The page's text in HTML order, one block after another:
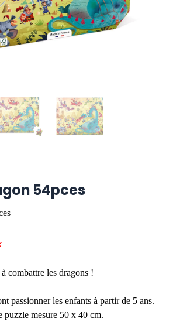
54pces
combattre les dragons !
passionner les enfants à partir de 5 ans.
puzzle mesure 50 x 40 cm.